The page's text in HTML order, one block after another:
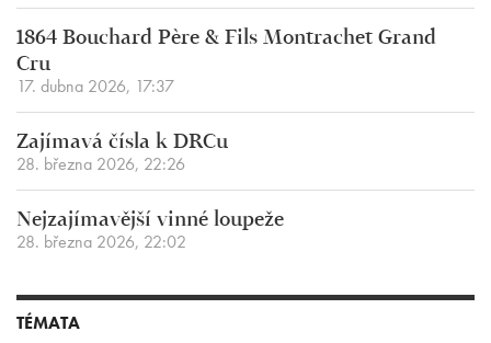
1864 Bouchard Père & Fils Montrachet Grand
Cru
17. dubna 2026, 17:37
Zajímavá čísla k DRCu
28. března 2026, 22:26
Nejzajímavější vinné loupeže
28. března 2026, 22:02
TÉMATA